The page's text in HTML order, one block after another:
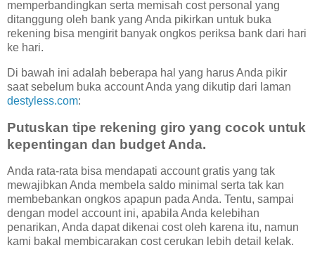
memperbandingkan serta memisah cost personal yang
ditanggung oleh bank yang Anda pikirkan untuk buka
rekening bisa mengirit banyak ongkos periksa bank dari hari
ke hari.
Di bawah ini adalah beberapa hal yang harus Anda pikir
saat sebelum buka account Anda yang dikutip dari laman
destyless.com:
Putuskan tipe rekening giro yang cocok untuk
kepentingan dan budget Anda.
Anda rata-rata bisa mendapati account gratis yang tak
mewajibkan Anda membela saldo minimal serta tak kan
membebankan ongkos apapun pada Anda. Tentu, sampai
dengan model account ini, apabila Anda kelebihan
penarikan, Anda dapat dikenai cost oleh karena itu, namun
kami bakal membicarakan cost cerukan lebih detail kelak.